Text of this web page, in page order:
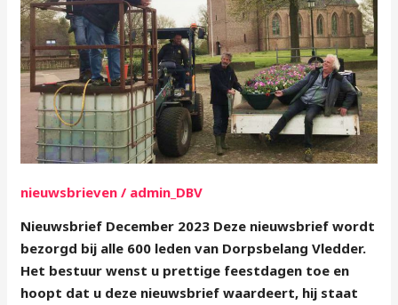
nieuwsbrieven / admin_DBV
Nieuwsbrief December 2023 Deze nieuwsbrief wordt
bezorgd bij alle 600 leden van Dorpsbelang Vledder.
Het bestuur wenst u prettige feestdagen toe en
hoopt dat u deze nieuwsbrief waardeert, hij staat